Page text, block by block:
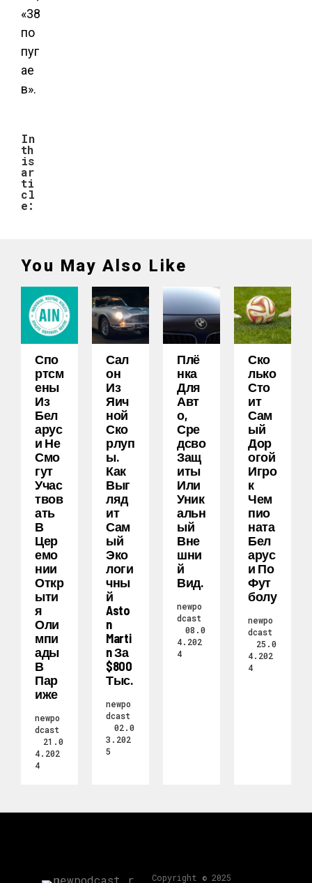
«38
по
пуг
ае
в».
In
th
is
ar
ti
cl
e:
You May Also Like
Спо
Ртсм
Ены
Из
Бел
Арус
И Не
Смо
Гут
Учас
Твов
Ать
В
Цер
Емо
Нии
Откр
Ыти
Я
Оли
Мпи
Ады
В
Пар
Иже
newpo
dcast
21.0
4.202
4
Сал
Он
Из
Яич
Ной
Ско
Рлуп
Ы.
Как
Выг
Ляд
Ит
Сам
Ый
Эко
Логи
Чны
Й
Asto
N
Marti
N За
$800
Тыс.
newpo
dcast
02.0
3.202
5
Плё
Нка
Для
Авт
О,
Сре
Дсво
Защ
Иты
Или
Уник
Альн
Ый
Вне
Шни
Й
Вид.
newpo
dcast
08.0
4.202
4
Ско
Лько
Сто
Ит
Сам
Ый
Дор
Огой
Игро
К
Чем
Пио
Ната
Бел
Арус
И По
Фут
Болу
newpo
dcast
25.0
4.202
4
Copyright © 2025